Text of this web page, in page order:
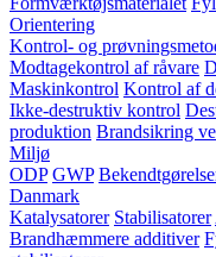
Orientering
Kontrol- og
Modtagekontrol af råvare
Maskinkontrol Kontrol af
Ikke-destruktiv kontrol
produktion Brandsikring
Miljø
ODP GWP
Danmark
Katalysatorer Stabilisatorer
Brandhæmmere additiver